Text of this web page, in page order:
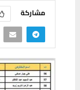
مشاركة